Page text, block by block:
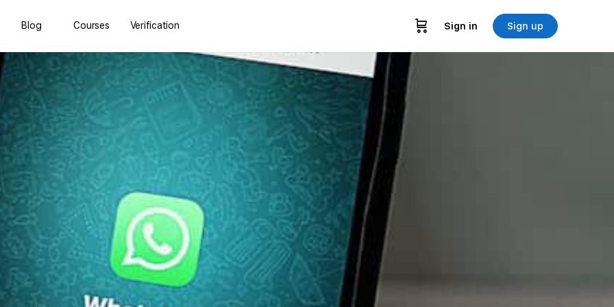
Blog Courses Verification Sign in Sign up